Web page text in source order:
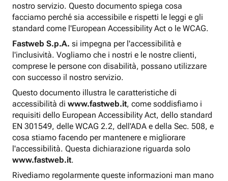
nostro servizio. Questo documento spiega cosa
facciamo perché sia accessibile e rispetti le leggi e gli
standard come l'European Accessibility Act o le WCAG.
Fastweb S.p.A. si impegna per l'accessibilità e
l'inclusività. Vogliamo che i nostri e le nostre clienti,
comprese le persone con disabilità, possano utilizzare
con successo il nostro servizio.
Questo documento illustra le caratteristiche di
accessibilità di www.fastweb.it, come soddisfiamo i
requisiti dello European Accessibility Act, dello standard
EN 301549, delle WCAG 2.2, dell'ADA e della Sec. 508, e
cosa stiamo facendo per mantenere e migliorare
l'accessibilità. Questa dichiarazione riguarda solo
www.fastweb.it.
Rivediamo regolarmente queste informazioni man mano